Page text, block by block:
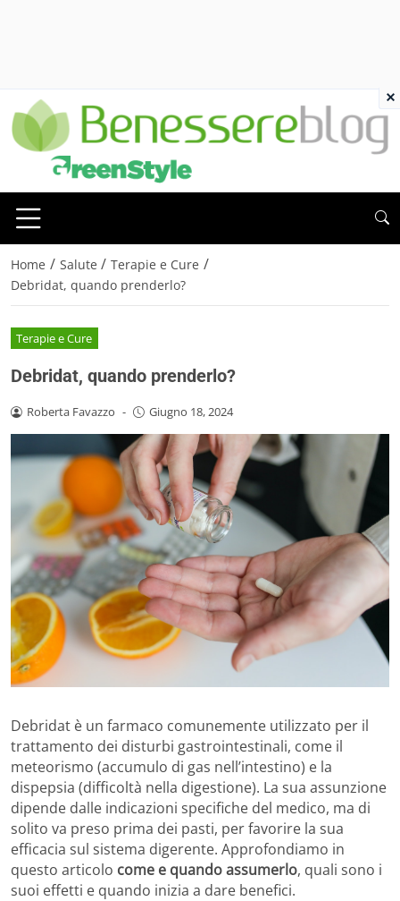
Home / Salute / Terapie e Cure /
Debridat, quando prenderlo?
Terapie e Cure
Debridat, quando prenderlo?
Roberta Favazzo - Giugno 18, 2024
Debridat è un farmaco comunemente utilizzato per il
trattamento dei disturbi gastrointestinali, come il
meteorismo (accumulo di gas nell’intestino) e la
dispepsia (difficoltà nella digestione). La sua assunzione
dipende dalle indicazioni specifiche del medico, ma di
solito va preso prima dei pasti, per favorire la sua
efficacia sul sistema digerente. Approfondiamo in
questo articolo come e quando assumerlo, quali sono i
suoi effetti e quando inizia a dare benefici.
×